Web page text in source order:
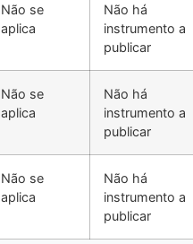
Não se
aplica
Não há
instrumento a
publicar
Não se
aplica
Não há
instrumento a
publicar
Não se
aplica
Não há
instrumento a
publicar